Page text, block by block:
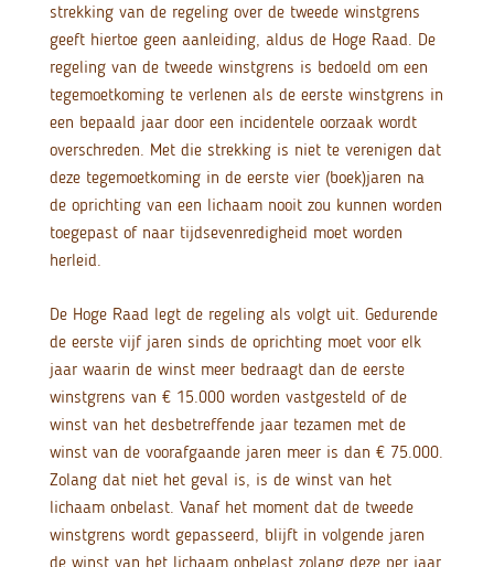
strekking van de regeling over de tweede winstgrens
geeft hiertoe geen aanleiding, aldus de Hoge Raad. De
regeling van de tweede winstgrens is bedoeld om een
tegemoetkoming te verlenen als de eerste winstgrens in
een bepaald jaar door een incidentele oorzaak wordt
overschreden. Met die strekking is niet te verenigen dat
deze tegemoetkoming in de eerste vier (boek)jaren na
de oprichting van een lichaam nooit zou kunnen worden
toegepast of naar tijdsevenredigheid moet worden
herleid.
De Hoge Raad legt de regeling als volgt uit. Gedurende
de eerste vijf jaren sinds de oprichting moet voor elk
jaar waarin de winst meer bedraagt dan de eerste
winstgrens van € 15.000 worden vastgesteld of de
winst van het desbetreffende jaar tezamen met de
winst van de voorafgaande jaren meer is dan € 75.000.
Zolang dat niet het geval is, is de winst van het
lichaam onbelast. Vanaf het moment dat de tweede
winstgrens wordt gepasseerd, blijft in volgende jaren
de winst van het lichaam onbelast zolang deze per jaar